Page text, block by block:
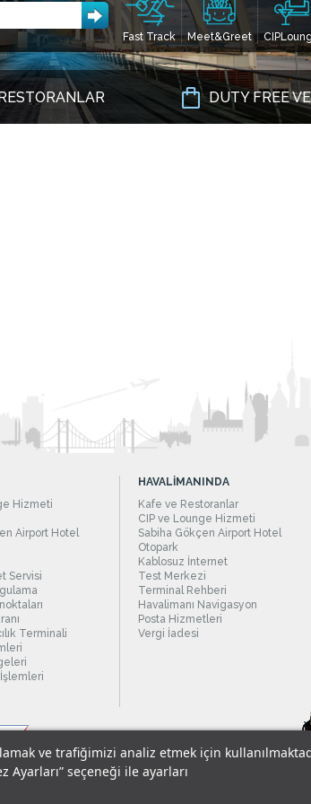
ve trafiğimizi analiz etmek için
seçeneği ile ayarları
Fast Track Meet&Greet
DUTY FREE
Hizmeti
Airport Hotel
Servisi
Terminali
HAVALİMANINDA
Kafe ve Restoranlar
CIP ve Lounge Hizmeti
Sabiha Gökçen Airport Hotel
Otopark
Kablosuz İnternet
Test Merkezi
Terminal Rehberi
Havalimanı Navigasyon
Posta Hizmetleri
Vergi İadesi